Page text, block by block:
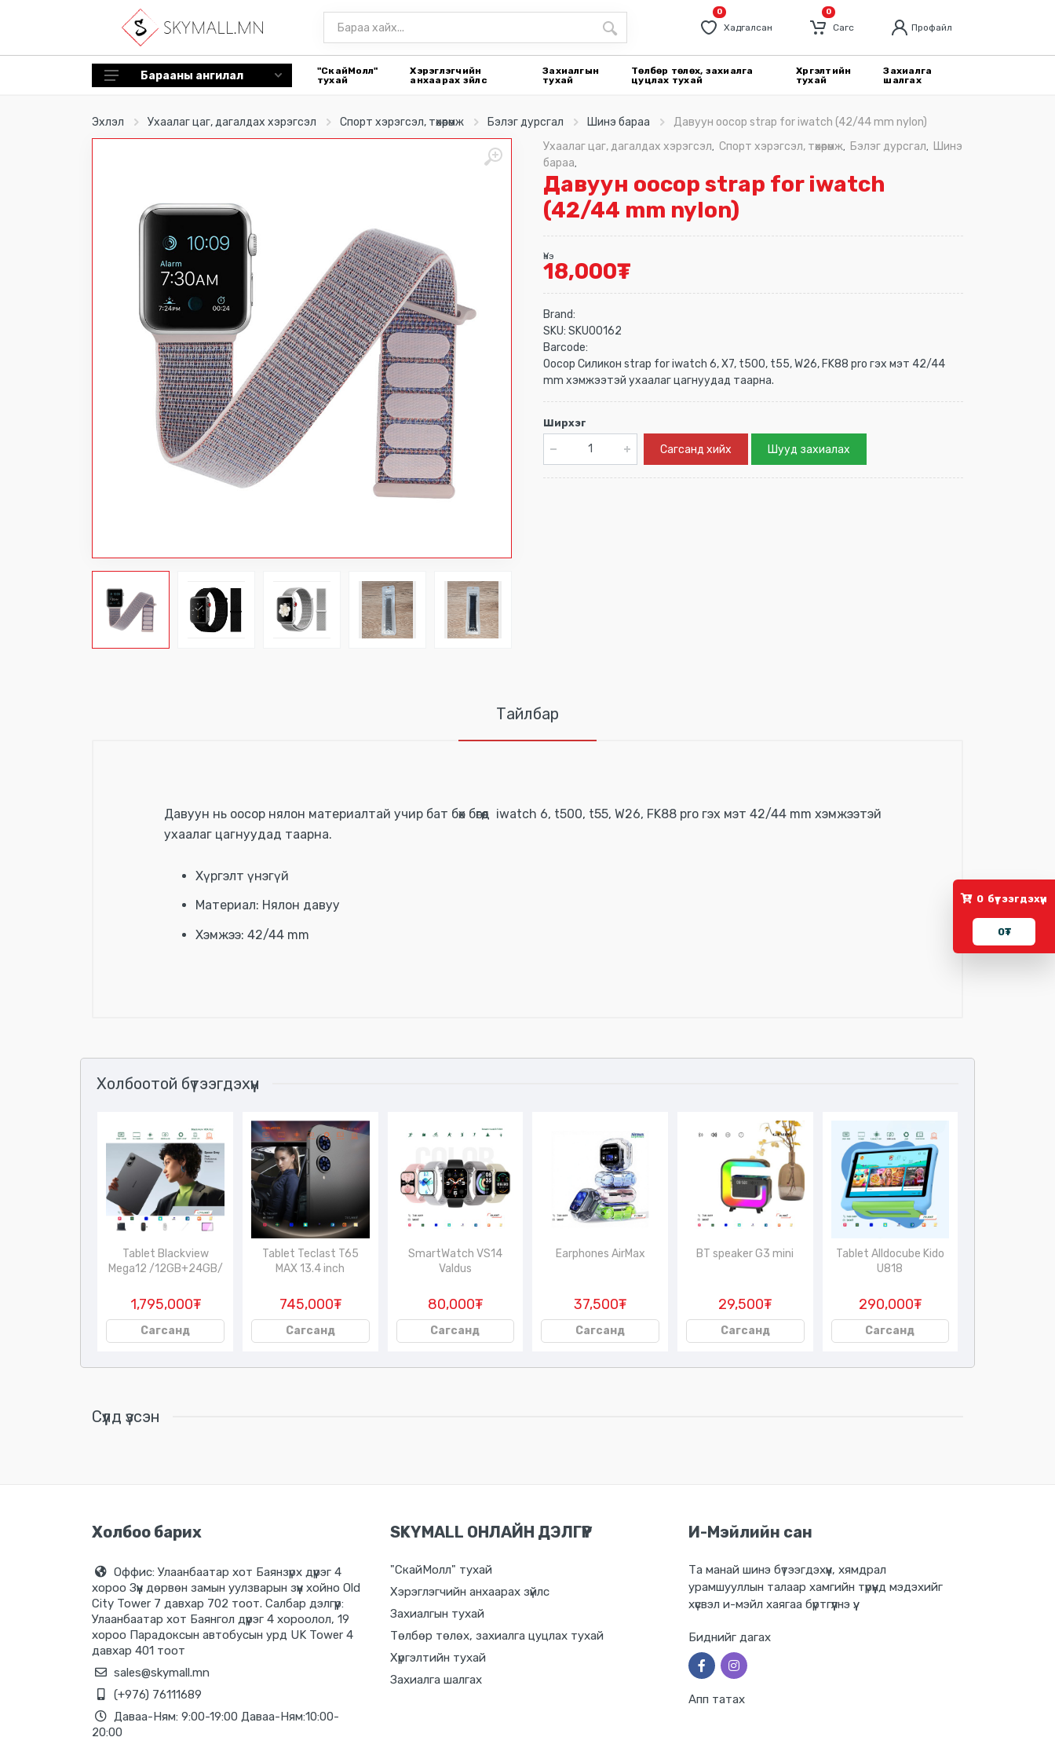
0
Хадгалсан
0
Cагс Профайл
Ухаалаг цаг, дагалдах хэрэгсэл
Спорт хэрэгсэл, төхөөрөмж
Power bank
Аяны хэрэгсэл
Цахилгаан хэрэгсэл
Projector
Барааны ангилал
"СкайМолл"
тухай
Хэрэглэгчийн
анхаарах зүйлс
Захиалгын
тухай
Төлбөр төлөх, захиалга
цуцлах тухай
Хүргэлтийн
тухай
Захиалга
шалгах
Эхлэл Ухаалаг цаг, дагалдах хэрэгсэл Спорт хэрэгсэл, төхөөрөмж Бэлэг дурсгал Шинэ бараа
Давуун оосор strap for iwatch (42/44 mm nylon)
Ухаалаг цаг, дагалдах хэрэгсэл, Спорт хэрэгсэл, төхөөрөмж, Бэлэг дурсгал,
Шинэ
бараа,
Давуун оосор strap for iwatch
(42/44 mm nylon)
Үнэ
18,000₮
Brand:
SKU: SKU00162
Barcode:
Оосор Силикон strap for iwatch 6, X7, t500, t55, W26, FK88 pro гэх мэт 42/44
mm хэмжээтэй ухаалаг цагнуудад таарна.
Ширхэг
Сагсанд хийх Шууд захиалах
Тайлбар
Давуун нь оосор нялон материалтай учир бат бөх бөгөөд iwatch 6, t500, t55, W26, FK88 pro гэх мэт 42/44 mm хэмжээтэй
ухаалаг цагнуудад таарна.
Хүргэлт үнэгүй
Материал: Нялон давуу
Хэмжээ: 42/44 mm
Холбоотой бүтээгдэхүүн
Tablet Blackview
Mega12 /12GB+24GB/
1,795,000₮
Сагсанд
Tablet Teclast T65
MAX 13.4 inch
745,000₮
Сагсанд
SmartWatch VS14
Valdus
80,000₮
Сагсанд
Earphones AirMax
37,500₮
Сагсанд
BT speaker G3 mini
29,500₮
Сагсанд
Tablet Alldocube Kido
U818
290,000₮
Сагсанд
Сүүлд үзсэн
Холбоо барих
Оффис: Улаанбаатар хот Баянзүрх дүүрэг 4
хороо Зүүн дөрвөн замын уулзварын зүүн хойно Old
City Tower 7 давхар 702 тоот. Салбар дэлгүүр:
Улаанбаатар хот Баянгол дүүрэг 4 хороолол, 19
хороо Парадоксын автобусын урд UK Tower 4
давхар 401 тоот
sales@skymall.mn
(+976) 76111689
Даваа-Ням: 9:00-19:00 Даваа-Ням:10:00-
20:00
SKYMALL ОНЛАЙН ДЭЛГҮҮР
"СкайМолл" тухай
Хэрэглэгчийн анхаарах зүйлс
Захиалгын тухай
Төлбөр төлөх, захиалга цуцлах тухай
Хүргэлтийн тухай
Захиалга шалгах
И-Мэйлийн сан
Та манай шинэ бүтээгдэхүүн, хямдрал
урамшууллын талаар хамгийн түрүүнд мэдэхийг
хүсвэл и-мэйл хаягаа бүртгүүлнэ үү.
Биднийг дагах
Апп татах
0 бүтээгдэхүүн
0₮